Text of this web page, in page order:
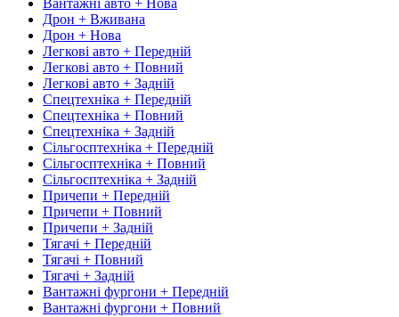
Дрон + Вживана
Дрон + Нова
Легкові авто + Передній
Легкові авто + Повний
Легкові авто + Задній
Спецтехніка + Передній
Спецтехніка + Повний
Спецтехніка + Задній
Сільгосптехніка + Передній
Сільгосптехніка + Повний
Сільгосптехніка + Задній
Причепи + Передній
Причепи + Повний
Причепи + Задній
Тягачі + Передній
Тягачі + Повний
Тягачі + Задній
Вантажні фургони + Передній
Вантажні фургони + Повний